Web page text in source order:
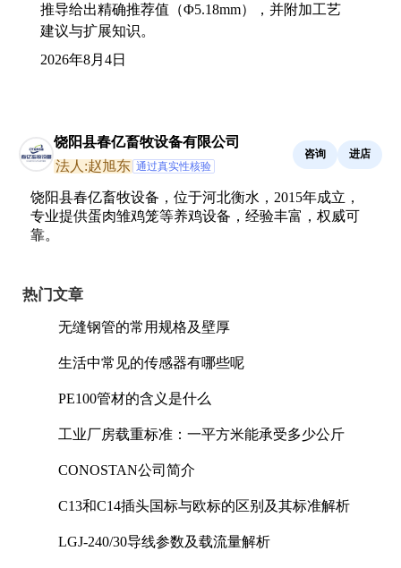
推导给出精确推荐值（Φ5.18mm），并附加工艺
建议与扩展知识。
2026年8月4日
饶阳县春亿畜牧设备有限公司
法人:赵旭东 通过真实性核验
咨询 进店
饶阳县春亿畜牧设备，位于河北衡水，2015年成立，
专业提供蛋肉雏鸡笼等养鸡设备，经验丰富，权威可
靠。
热门文章
无缝钢管的常用规格及壁厚
生活中常见的传感器有哪些呢
PE100管材的含义是什么
工业厂房载重标准：一平方米能承受多少公斤
CONOSTAN公司简介
C13和C14插头国标与欧标的区别及其标准解析
LGJ-240/30导线参数及载流量解析